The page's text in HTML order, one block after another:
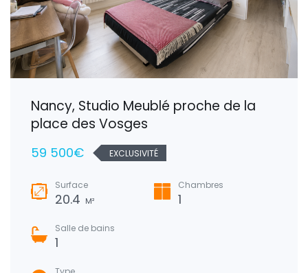
Nancy, Studio Meublé proche de la
place des Vosges
59 500€ EXCLUSIVITÉ
Surface
20.4 M²
Chambres
1
Salle de bains
1